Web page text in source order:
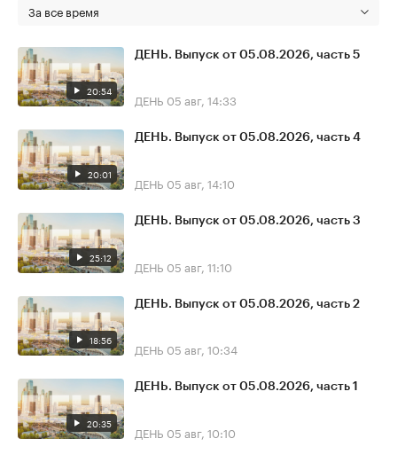
За все время
20:54
ДЕНЬ. Выпуск от 05.08.2026, часть 5
ДЕНЬ 05 авг, 14:33
20:01
ДЕНЬ. Выпуск от 05.08.2026, часть 4
ДЕНЬ 05 авг, 14:10
25:12
ДЕНЬ. Выпуск от 05.08.2026, часть 3
ДЕНЬ 05 авг, 11:10
18:56
ДЕНЬ. Выпуск от 05.08.2026, часть 2
ДЕНЬ 05 авг, 10:34
20:35
ДЕНЬ. Выпуск от 05.08.2026, часть 1
ДЕНЬ 05 авг, 10:10